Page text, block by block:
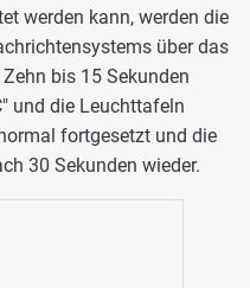
werden kann, werden die
über das
bis 15 Sekunden
und die Leuchttafeln
fortgesetzt und die
30 Sekunden wieder.